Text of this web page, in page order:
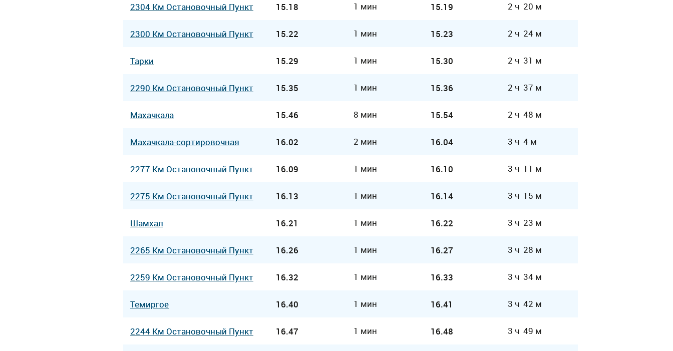
2304 Км Остановочный Пункт 15.18 1 мин 15.19 2 ч 20 м
2300 Км Остановочный Пункт 15.22 1 мин 15.23 2 ч 24 м
Тарки 15.29 1 мин 15.30 2 ч 31 м
2290 Км Остановочный Пункт 15.35 1 мин 15.36 2 ч 37 м
Махачкала 15.46 8 мин 15.54 2 ч 48 м
Махачкала-сортировочная 16.02 2 мин 16.04 3 ч 4 м
2277 Км Остановочный Пункт 16.09 1 мин 16.10 3 ч 11 м
2275 Км Остановочный Пункт 16.13 1 мин 16.14 3 ч 15 м
Шамхал 16.21 1 мин 16.22 3 ч 23 м
2265 Км Остановочный Пункт 16.26 1 мин 16.27 3 ч 28 м
2259 Км Остановочный Пункт 16.32 1 мин 16.33 3 ч 34 м
Темиргое 16.40 1 мин 16.41 3 ч 42 м
2244 Км Остановочный Пункт 16.47 1 мин 16.48 3 ч 49 м